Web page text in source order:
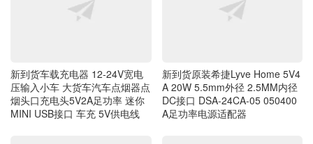
压输入小车 大货车汽车点烟器点
烟头口充电头5V2A足功率 迷你
MINI USB接口 车充 5V供电线
A 20W 5.5mm外径 2.5MM内径
DC接口 DSA-24CA-05 050400
A足功率电源适配器